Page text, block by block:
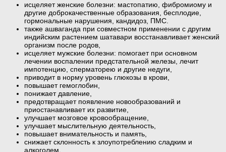
исцеляет женские болезни: мастопатию, фибромиому и
другие доброкачественные образования, бесплодие,
гормональные нарушения, кандидоз, ПМС.
также ашваганда при совместном применении с другим
индийским растением шатавари восстанавливает женский
организм после родов,
исцеляет мужские болезни: помогает при основном
лечении воспалении предстательной железы, лечит
импотенцию, сперматорею и другие недуги,
приводит в норму уровень глюкозы в крови,
повышает гемоглобин,
понижает давление,
предотвращает появление новообразований и
приостанавливает их развитие,
улучшает мозговое кровообращение,
улучшает мыслительную деятельность,
повышает внимательность и память,
снижает склонность к злоупотреблению сладким и
алкоголем,